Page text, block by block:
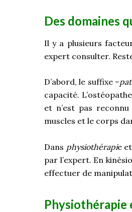
Des domaines
Il y a plusieurs
expert consulter.
D’abord, le suffixe –
capacité.
et n’est pas
muscles et le corps
Dans physiothérapie et
par l’expert. En
effectuer de
Physiothérapie